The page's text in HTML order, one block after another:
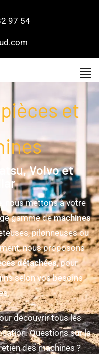
97 54
et
Volvo et
, nous mettons à votre
gamme demachines
pilonneuses ou
nous proposons
détachées, pour
selon vos besoins
découvrir tous les
Questions sur la
des machines ?